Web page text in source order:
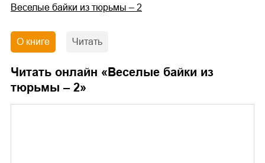
Веселые байки из тюрьмы – 2
О книге Читать
Читать онлайн « Веселые байки из
тюрьмы – 2»